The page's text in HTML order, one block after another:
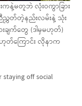
မတူဘဲ လုံးဝကွာခြား
ညီညွှတ်တဲ့နည်းလမ်းနဲ့ သုံး
ျက်တွေ (ဒါမှမဟုတ်)
တ်ကြောင်း လိုနာက
staying off social